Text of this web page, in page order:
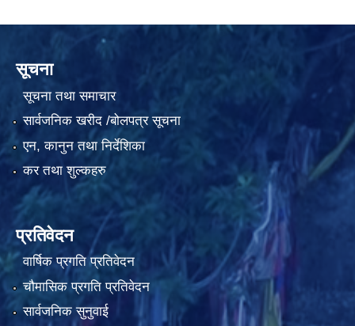
सूचना
सूचना तथा समाचार
सार्वजनिक खरीद /बोलपत्र सूचना
एन, कानुन तथा निर्देशिका
कर तथा शुल्कहरु
प्रतिवेदन
वार्षिक प्रगति प्रतिवेदन
चौमासिक प्रगति प्रतिवेदन
सार्वजनिक सुनुवाई